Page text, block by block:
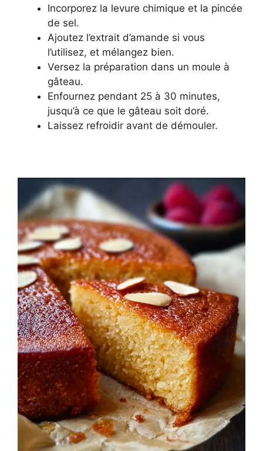
Incorporez la levure chimique et la pincée
de sel.
Ajoutez l’extrait d’amande si vous
l’utilisez, et mélangez bien.
Versez la préparation dans un moule à
gâteau.
Enfournez pendant 25 à 30 minutes,
jusqu’à ce que le gâteau soit doré.
Laissez refroidir avant de démouler.